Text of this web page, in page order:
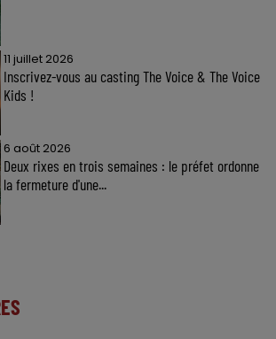
11 juillet 2026
Inscrivez-vous au casting The Voice & The Voice
Kids !
6 août 2026
Deux rixes en trois semaines : le préfet ordonne
la fermeture d'une...